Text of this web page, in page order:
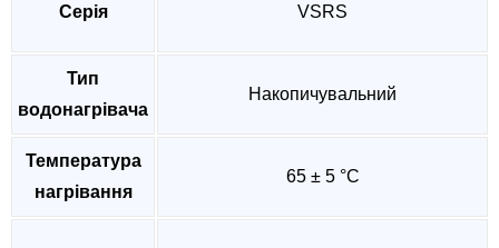
Серія VSRS
Тип
водонагрівача
Накопичувальний
Температура
нагрівання
65 ± 5 °C